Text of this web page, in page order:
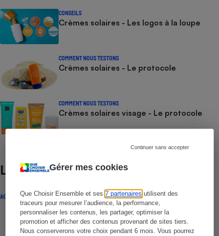
Gérer mes cookies
Que Choisir Ensemble et ses7 partenaires utilisent des
traceurs pour mesurer l’audience, la performance,
personnaliser les contenus, les partager, optimiser la
promotion et afficher des contenus provenant de sites tiers.
Nous conserverons votre choix pendant 6 mois. Vous pourrez
Continuer sans accepter
CONSEILS
Crèmes solaires - Les logos à la loupe
COMMENT NOUS TESTONS
Crèmes solaires - Le protocole
COMMENT NOUS TESTONS
Crèmes solaires visage - Le protocole
Lire aussi
ACTUALITÉ